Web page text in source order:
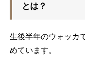
とは？
生後半年のウォッカ
めています。